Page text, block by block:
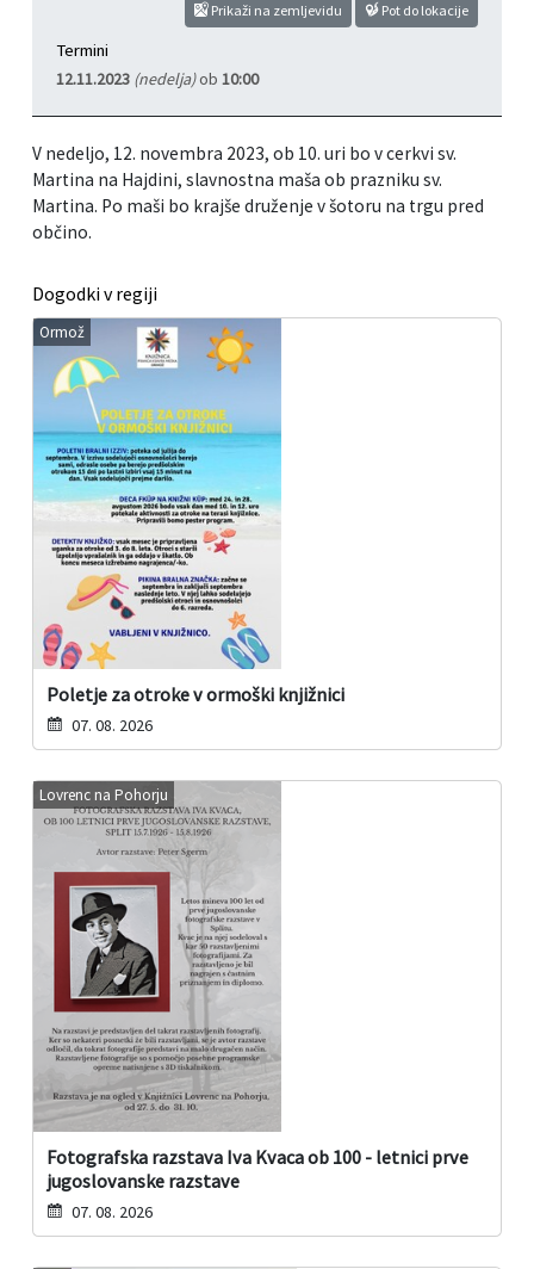
Prikaži na zemljevidu Pot do lokacije
Termini
12.11.2023 (nedelja)ob 10:00
V nedeljo, 12. novembra 2023, ob 10. uri bo v cerkvi sv.
Martina na Hajdini, slavnostna maša ob prazniku sv.
Martina. Po maši bo krajše druženje v šotoru na trgu pred
občino.
Dogodki v regiji
Ormož
Poletje za otroke v ormoški knjižnici
07. 08. 2026
Lovrenc na Pohorju
Fotografska razstava Iva Kvaca ob 100 - letnici prve
jugoslovanske razstave
07. 08. 2026